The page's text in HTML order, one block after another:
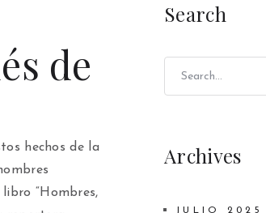
de
hechos de la
“Hombres,
Search
Archives
JULIO 2025